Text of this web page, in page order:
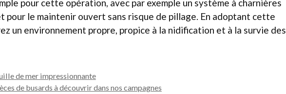
pour cette opération, avec par exemple un système à charnières
pour le maintenir ouvert sans risque de pillage. En adoptant cette
un environnement propre, propice à la nidification et à la survie des
de mer impressionnante
de busards à découvrir dans nos campagnes